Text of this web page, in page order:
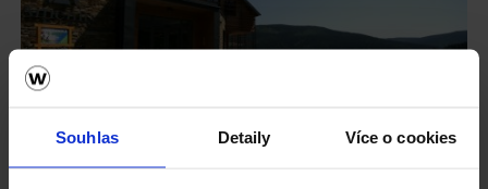
Souhlas Detaily Více o cookies